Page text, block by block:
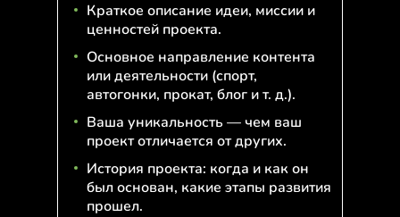
Краткое описание идеи, миссии и
ценностей проекта.
Основное направление контента
или деятельности (спорт,
автогонки, прокат, блог и т. д.).
Ваша уникальность — чем ваш
проект отличается от других.
История проекта: когда и как он
был основан, какие этапы развития
прошел.